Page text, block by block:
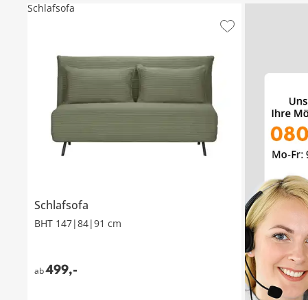
Schlafsofa
BHT 147|84|91 cm
ab499,-
Schlafsofa